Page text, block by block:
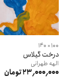
100 × 140
درخت گیلاس
الهه طهرانی
23٬000٬000 تومان